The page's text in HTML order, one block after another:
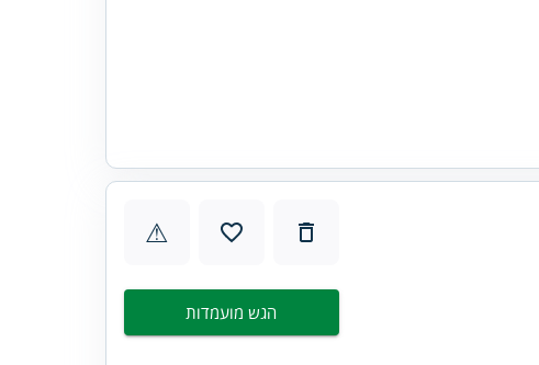
⚠
הגש מועמדות